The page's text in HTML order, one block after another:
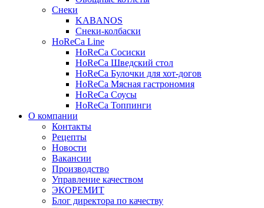
Снеки
KABANOS
Снеки-колбаски
HoReCa Line
HoReCa Сосиски
HoReCa Шведский стол
HoReCa Булочки для хот-догов
HoReCa Мясная гастрономия
HoReCa Соусы
HoReCa Топпинги
О компании
Контакты
Рецепты
Новости
Вакансии
Производство
Управление качеством
ЭКОРЕМИТ
Блог директора по качеству